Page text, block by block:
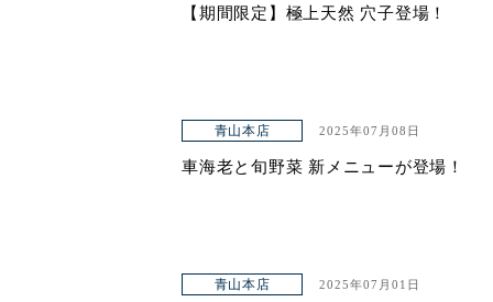
【期間限定】極上天然 穴子登場！
青山本店 2025年07月08日
車海老と旬野菜 新メニューが登場！
青山本店 2025年07月01日